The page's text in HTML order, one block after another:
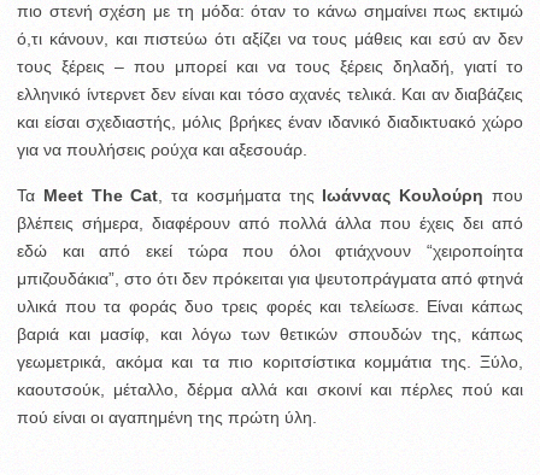
πιο στενή σχέση με τη μόδα: όταν το κάνω σημαίνει πως εκτιμώ
ό,τι κάνουν, και πιστεύω ότι αξίζει να τους μάθεις και εσύ αν δεν
τους ξέρεις – που μπορεί και να τους ξέρεις δηλαδή, γιατί το
ελληνικό ίντερνετ δεν είναι και τόσο αχανές τελικά. Και αν διαβάζεις
και είσαι σχεδιαστής, μόλις βρήκες έναν ιδανικό διαδικτυακό χώρο
για να πουλήσεις ρούχα και αξεσουάρ.
Τα Meet The Cat , τα κοσμήματα της Ιωάννας Κουλούρη που
βλέπεις σήμερα, διαφέρουν από πολλά άλλα που έχεις δει από
εδώ και από εκεί τώρα που όλοι φτιάχνουν “χειροποίητα
μπιζουδάκια”, στο ότι δεν πρόκειται για ψευτοπράγματα από φτηνά
υλικά που τα φοράς δυο τρεις φορές και τελείωσε. Είναι κάπως
βαριά και μασίφ, και λόγω των θετικών σπουδών της, κάπως
γεωμετρικά, ακόμα και τα πιο κοριτσίστικα κομμάτια της. Ξύλο,
καουτσούκ, μέταλλο, δέρμα αλλά και σκοινί και πέρλες πού και
πού είναι οι αγαπημένη της πρώτη ύλη.